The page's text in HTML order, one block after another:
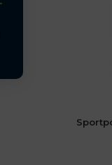
46 (S)